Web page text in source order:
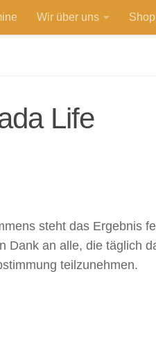
Wir über uns
Life
steht das Ergebnis
Dank an alle, die täglich
teilzunehmen.